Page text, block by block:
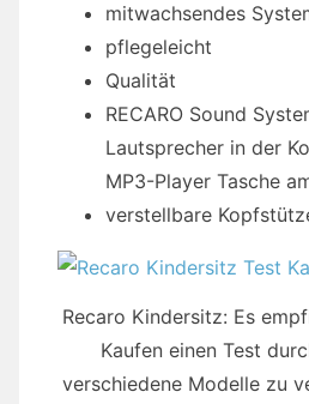
mitwachsendes
pflegeleicht
Qualität
RECARO Sound
Lautsprecher in der
MP3-Player Tasche
verstellbare
Recaro Kindersitz: Es
Kaufen einen Test
verschiedene Modelle zu